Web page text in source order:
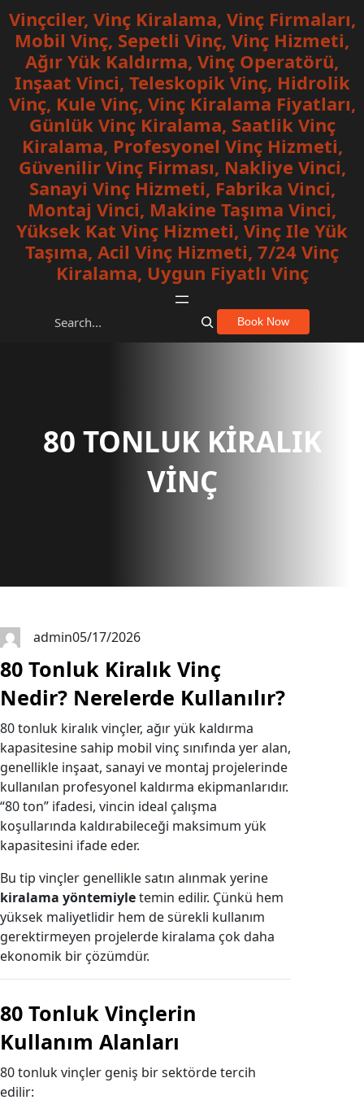
İçeriğe
geçVinçciler, Vinç Kiralama, Vinç Firmaları,
Mobil Vinç, Sepetli Vinç, Vinç Hizmeti,
Ağır Yük Kaldırma, Vinç Operatörü,
Inşaat Vinci, Teleskopik Vinç, Hidrolik
Vinç, Kule Vinç, Vinç Kiralama Fiyatları,
Günlük Vinç Kiralama, Saatlik Vinç
Kiralama, Profesyonel Vinç Hizmeti,
Güvenilir Vinç Firması, Nakliye Vinci,
Sanayi Vinç Hizmeti, Fabrika Vinci,
Montaj Vinci, Makine Taşıma Vinci,
Yüksek Kat Vinç Hizmeti, Vinç Ile Yük
Taşıma, Acil Vinç Hizmeti, 7/24 Vinç
Kiralama, Uygun Fiyatlı Vinç
S
Book Now
80 TONLUK KIRALIK
VINÇ
admin05/17/2026
80 Tonluk Kiralık Vinç
Nedir? Nerelerde Kullanılır?
80 tonluk kiralık vinçler, ağır yük kaldırma
kapasitesine sahip mobil vinç sınıfında yer alan,
genellikle inşaat, sanayi ve montaj projelerinde
kullanılan profesyonel kaldırma ekipmanlarıdır.
“80 ton” ifadesi, vincin ideal çalışma
koşullarında kaldırabileceği maksimum yük
kapasitesini ifade eder.
Bu tip vinçler genellikle satın alınmak yerine
kiralama yöntemiyletemin edilir. Çünkü hem
yüksek maliyetlidir hem de sürekli kullanım
gerektirmeyen projelerde kiralama çok daha
ekonomik bir çözümdür.
80 Tonluk Vinçlerin
Kullanım Alanları
80 tonluk vinçler geniş bir sektörde tercih
edilir: